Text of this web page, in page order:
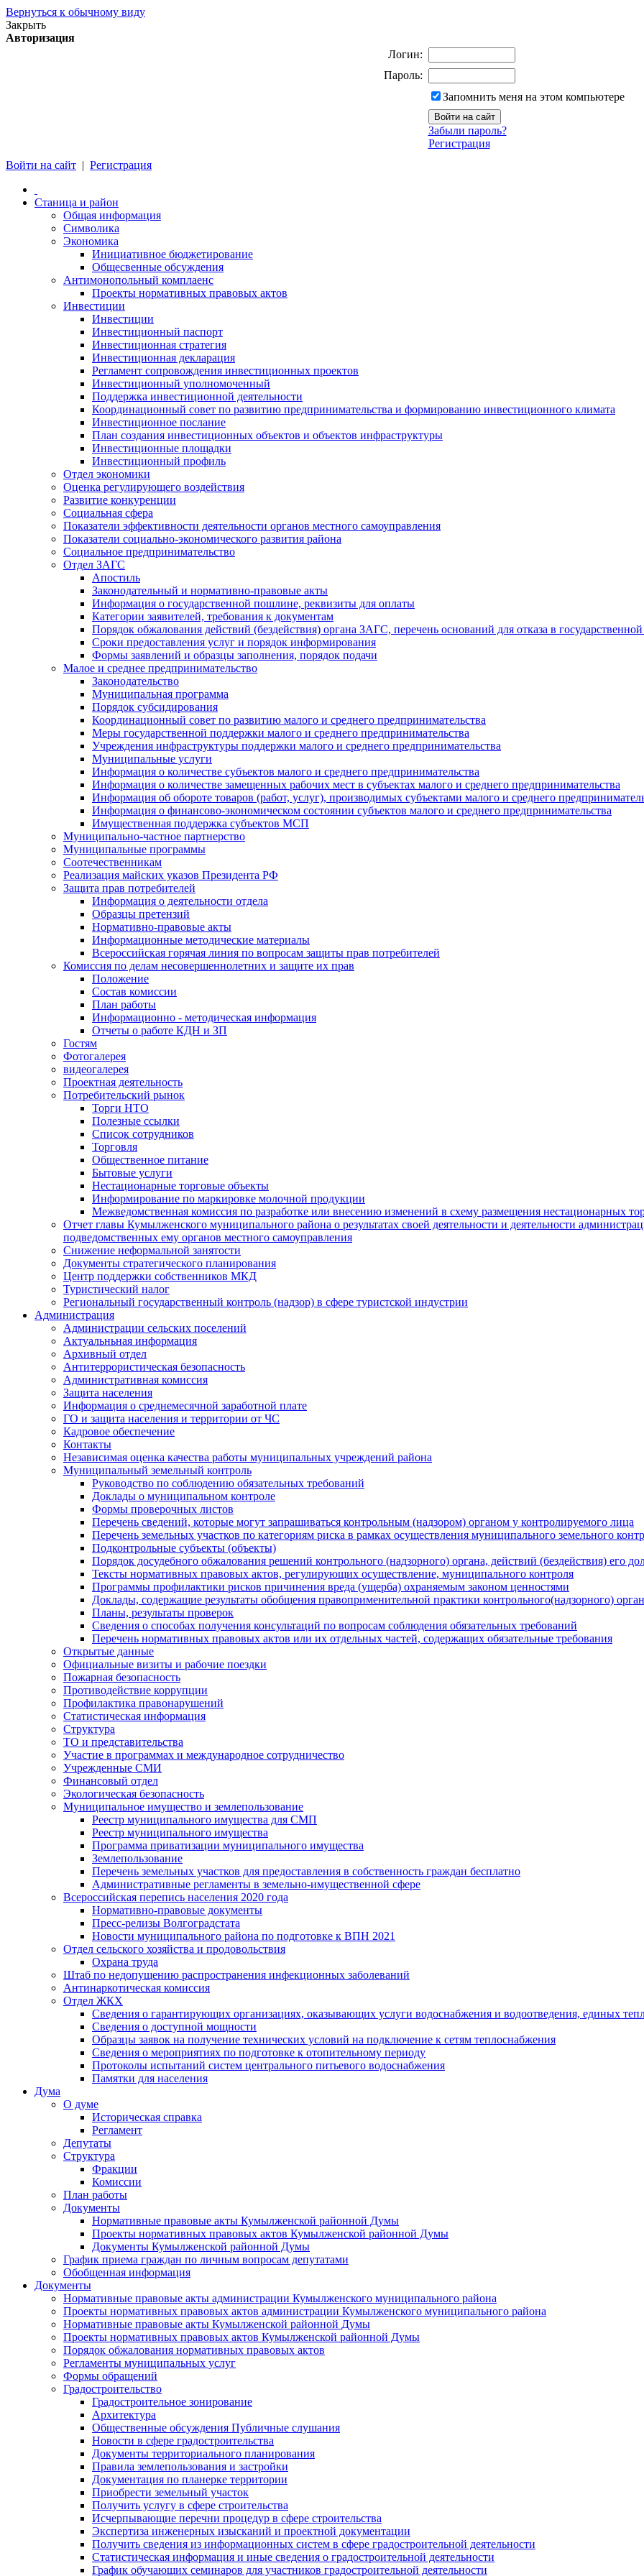
Вернуться к обычному виду
Закрыть
Авторизация
Логин:
Пароль:
Запомнить меня на этом компьютере
Забыли пароль?
Регистрация
Войти на сайт | Регистрация
Станица и район
Общая информация
Символика
Экономика
Инициативное бюджетирование
Общесвенные обсуждения
Антимонопольный комплаенс
Проекты нормативных правовых актов
Инвестиции
Инвестиции
Инвестиционный паспорт
Инвестиционная стратегия
Инвестиционная декларация
Регламент сопровождения инвестиционных проектов
Инвестиционный уполномоченный
Поддержка инвестиционной деятельности
Координационный совет по развитию предпринимательства и формированию инвестиционного климата
Инвестиционное послание
План создания инвестиционных объектов и объектов инфраструктуры
Инвестиционные площадки
Инвестиционный профиль
Отдел экономики
Оценка регулирующего воздействия
Развитие конкуренции
Социальная сфера
Показатели эффективности деятельности органов местного самоуправления
Показатели социально-экономического развития района
Социальное предпринимательство
Отдел ЗАГС
Апостиль
Законодательный и нормативно-правовые акты
Информация о государственной пошлине, реквизиты для оплаты
Категории заявителей, требования к документам
Порядок обжалования действий (бездействия) органа ЗАГС, перечень оснований для отказа в
Сроки предоставления услуг и порядок информирования
Формы заявлений и образцы заполнения, порядок подачи
Малое и среднее предпринимательство
Законодательство
Муниципальная программа
Порядок субсидирования
Координационный совет по развитию малого и среднего предпринимательства
Меры государственной поддержки малого и среднего предпринимательства
Учреждения инфраструктуры поддержки малого и среднего предпринимательства
Муниципальные услуги
Информация о количестве субъектов малого и среднего предпринимательства
Информация о количестве замещенных рабочих мест в субъектах малого и среднего предпринимательства
Информация об обороте товаров (работ, услуг), производимых субъектами малого и среднего
Информация о финансово-экономическом состоянии субъектов малого и среднего предпринимательства
Имущественная поддержка субъектов МСП
Муниципально-частное партнерство
Муниципальные программы
Соотечественникам
Реализация майских указов Президента РФ
Защита прав потребителей
Информация о деятельности отдела
Образцы претензий
Нормативно-правовые акты
Информационные методические материалы
Всероссийская горячая линия по вопросам защиты прав потребителей
Комиссия по делам несовершеннолетних и защите их прав
Положение
Состав комиссии
План работы
Информационно - методическая информация
Отчеты о работе КДН и ЗП
Гостям
Фотогалерея
видеогалерея
Проектная деятельность
Потребительский рынок
Торги НТО
Полезные ссылки
Список сотрудников
Торговля
Общественное питание
Бытовые услуги
Нестационарные торговые объекты
Информирование по маркировке молочной продукции
Межведомственная комиссия по разработке или внесению изменений в схему размещения нестационарных
Отчет главы Кумылженского муниципального района о результатах своей деятельности и деятельности
подведомственных ему органов местного самоуправления
Снижение неформальной занятости
Документы стратегического планирования
Центр поддержки собственников МКД
Туристический налог
Региональный государственный контроль (надзор) в сфере туристской индустрии
Администрация
Администрации сельских поселений
Актуальньная информация
Архивный отдел
Антитеррористическая безопасность
Административная комиссия
Защита населения
Информация о среднемесячной заработной плате
ГО и защита населения и территории от ЧС
Кадровое обеспечение
Контакты
Независимая оценка качества работы муниципальных учреждений района
Муниципальный земельный контроль
Руководство по соблюдению обязательных требований
Доклады о муниципальном контроле
Формы проверочных листов
Перечень сведений, которые могут запрашиваться контрольным (надзором) органом у контролируемого лица
Перечень земельных участков по категориям риска в рамках осуществления муниципального земельного
Подконтрольные субъекты (объекты)
Порядок досудебного обжалования решений контрольного (надзорного) органа, действий (бездействия) его
Тексты нормативных правовых актов, регулирующих осуществление, муниципального контроля
Программы профилактики рисков причинения вреда (ущерба) охраняемым законом ценностями
Доклады, содержащие результаты обобщения правоприменительной практики контрольного(надзорного)
Планы, результаты проверок
Сведения о способах получения консультаций по вопросам соблюдения обязательных требований
Перечень нормативных правовых актов или их отдельных частей, содержащих обязательные требования
Открытые данные
Официальные визиты и рабочие поездки
Пожарная безопасность
Противодействие коррупции
Профилактика правонарушений
Статистическая информация
Структура
ТО и представительства
Участие в программах и международное сотрудничество
Учрежденные СМИ
Финансовый отдел
Экологическая безопасность
Муниципальное имущество и землепользование
Реестр муниципального имущества для СМП
Реестр муниципального имущества
Программа приватизации муниципального имущества
Землепользование
Перечень земельных участков для предоставления в собственность граждан бесплатно
Административные регламенты в земельно-имущественной сфере
Всероссийская перепись населения 2020 года
Нормативно-правовые документы
Пресс-релизы Волгоградстата
Новости муниципального района по подготовке к ВПН 2021
Отдел сельского хозяйства и продовольствия
Охрана труда
Штаб по недопущению распространения инфекционных заболеваний
Антинаркотическая комиссия
Отдел ЖКХ
Сведения о гарантирующих организациях, оказывающих услуги водоснабжения и водоотведения, единых
Сведения о доступной мощности
Образцы заявок на получение технических условий на подключение к сетям теплоснабжения
Сведения о мероприятиях по подготовке к отопительному периоду
Протоколы испытаний систем центрального питьевого водоснабжения
Памятки для населения
Дума
О думе
Историческая справка
Регламент
Депутаты
Структура
Фракции
Комиссии
План работы
Документы
Нормативные правовые акты Кумылженской районной Думы
Проекты нормативных правовых актов Кумылженской районной Думы
Документы Кумылженской районной Думы
График приема граждан по личным вопросам депутатами
Обобщенная информация
Документы
Нормативные правовые акты администрации Кумылженского муниципального района
Проекты нормативных правовых актов администрации Кумылженского муниципального района
Нормативные правовые акты Кумылженской районной Думы
Проекты нормативных правовых актов Кумылженской районной Думы
Порядок обжалования нормативных правовых актов
Регламенты муниципальных услуг
Формы обращений
Градостроительство
Градостроительное зонирование
Архитектура
Общественные обсуждения Публичные слушания
Новости в сфере градостроительства
Документы территориального планирования
Правила землепользования и застройки
Документация по планерке территории
Приобрести земельный участок
Получить услугу в сфере строительства
Исчерпывающие перечни процедур в сфере строительства
Экспертиза инженерных изысканий и проектной документации
Получить сведения из информационных систем в сфере градостроительной деятельности
Статистическая информация и иные сведения о градостроительной деятельности
График обучающих семинаров для участников градостроительной деятельности